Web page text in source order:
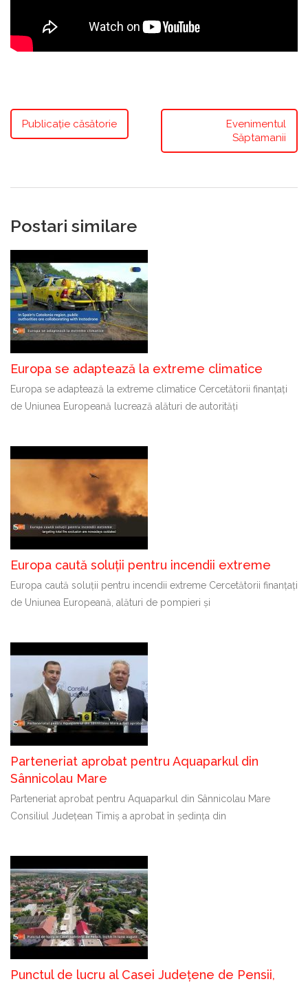
Publicație căsătorie
Evenimentul
Săptamanii
Postari similare
Europa se adaptează la extreme climatice
Europa se adaptează la extreme climatice Cercetătorii finanțați
de Uniunea Europeană lucrează alături de autorități
Europa caută soluții pentru incendii extreme
Europa caută soluții pentru incendii extreme Cercetătorii finanțați
de Uniunea Europeană, alături de pompieri și
Parteneriat aprobat pentru Aquaparkul din
Sânnicolau Mare
Parteneriat aprobat pentru Aquaparkul din Sânnicolau Mare
Consiliul Județean Timiș a aprobat în ședința din
Punctul de lucru al Casei Județene de Pensii,